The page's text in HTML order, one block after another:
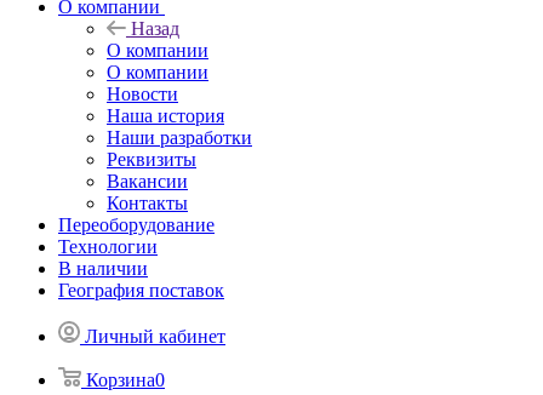
О компании
Назад
О компании
О компании
Новости
Наша история
Наши разработки
Реквизиты
Вакансии
Контакты
Переоборудование
Технологии
В наличии
География поставок
Личный кабинет
Корзина0